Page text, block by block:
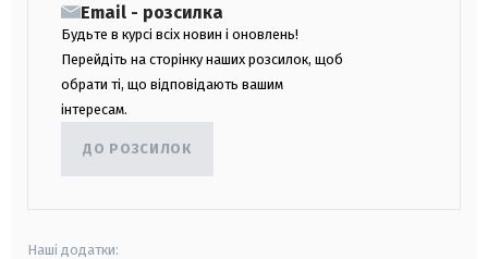
Email - розсилка
Будьте в курсі всіх новин і оновлень!
Перейдіть на сторінку наших розсилок, щоб
обрати ті, що відповідають вашим
інтересам.
ДО РОЗСИЛОК
Наші додатки: